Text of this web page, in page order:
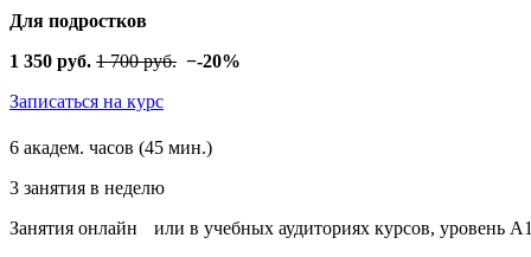
Для подростков
1 350 руб. 1 700 руб. −-20%
Записаться на курс
6 академ. часов (45 мин.)
3 занятия в неделю
Занятия онлайн
или в учебных аудиториях курсов, уровень